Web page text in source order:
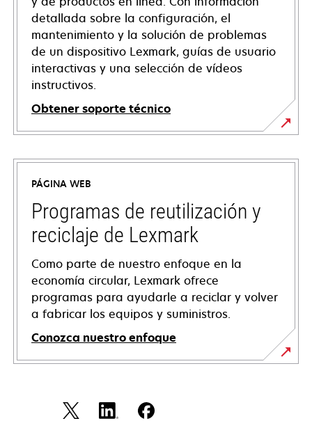
detallada sobre la configuración, el
mantenimiento y la solución de problemas
de un dispositivo Lexmark, guías de usuario
interactivas y una selección de vídeos
instructivos.
Obtener soporte técnico
opens
in
new
tab
PÁGINA WEB
Programas de reutilización y
reciclaje de Lexmark
Como parte de nuestro enfoque en la
economía circular, Lexmark ofrece
programas para ayudarle a reciclar y volver
a fabricar los equipos y suministros.
Conozca nuestro enfoque